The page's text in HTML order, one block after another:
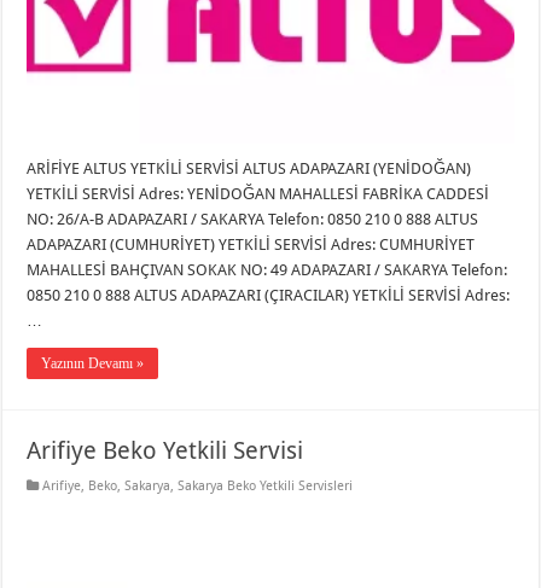
ARİFİYE ALTUS YETKİLİ SERVİSİ ALTUS ADAPAZARI (YENİDOĞAN)
YETKİLİ SERVİSİ Adres: YENİDOĞAN MAHALLESİ FABRİKA CADDESİ
NO: 26/A-B ADAPAZARI / SAKARYA Telefon: 0850 210 0 888 ALTUS
ADAPAZARI (CUMHURİYET) YETKİLİ SERVİSİ Adres: CUMHURİYET
MAHALLESİ BAHÇIVAN SOKAK NO: 49 ADAPAZARI / SAKARYA Telefon:
0850 210 0 888 ALTUS ADAPAZARI (ÇIRACILAR) YETKİLİ SERVİSİ Adres:
Yazının Devamı »
Arifiye Beko Yetkili Servisi
Arifiye, Beko,Sakarya,Sakarya Beko Yetkili Servisleri